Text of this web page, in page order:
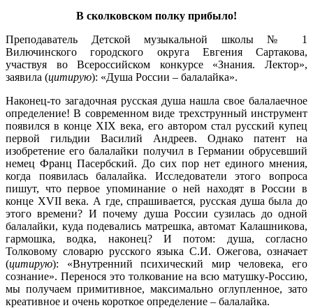
В сколковском полку прибыло!
Преподаватель Детской музыкальной школы № 1
Вилючинского городского округа Евгения Сартакова,
участвуя во Всероссийском конкурсе «Знания. Лектор»,
заявила (цитирую): «Душа России – балалайка».
Наконец-то загадочная русская душа нашла свое балалаечное
определение! В современном виде трехструнный инструмент
появился в конце XIX века, его автором стал русский купец
первой гильдии Василий Андреев. Однако патент на
изобретение его балалайки получил в Германии обрусевший
немец Франц Пасербский. До сих пор нет единого мнения,
когда появилась балалайка. Исследователи этого вопроса
пишут, что первое упоминание о ней находят в России в
конце XVII века. А где, спрашивается, русская душа была до
этого времени? И почему душа России сузилась до одной
балалайки, куда подевались матрешка, автомат Калашникова,
гармошка, водка, наконец? И потом: душа, согласно
Толковому словарю русского языка С.И. Ожегова, означает
(цитирую): «Внутренний психический мир человека, его
сознание». Перенося это толкование на всю матушку-Россию,
мы получаем примитивное, максимально оглупленное, зато
креативное и очень короткое определение – балалайка.